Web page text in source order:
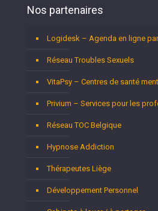
Nos partenaires
Logidesk – Agenda en ligne
Réseau Troubles Sexuels
VitaPsy – Centres de santé
Privium – Services pour les
Réseau TOC Belgique
Hypnose Addiction
Thérapeutes Liège
Développement Personnel